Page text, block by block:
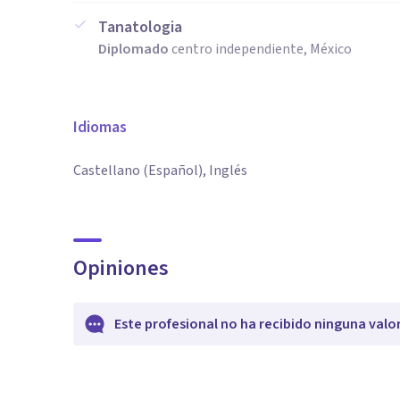
Tanatologia
Diplomadocentro independiente, México
Idiomas
Castellano (Español), Inglés
Opiniones
Este profesional no ha recibido ninguna